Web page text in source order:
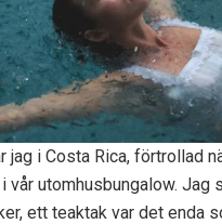
jag i Costa Rica, förtrollad
vår utomhusbungalow. Jag
ett teaktak var det enda